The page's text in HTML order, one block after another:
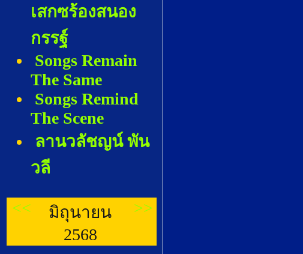
เสกซร้องสนอง
กรรฐ์
Songs Remain
The Same
Songs Remind
The Scene
ลานวลัชญน์ พัน
วลี
<<
มิถุนายน
2568
>>